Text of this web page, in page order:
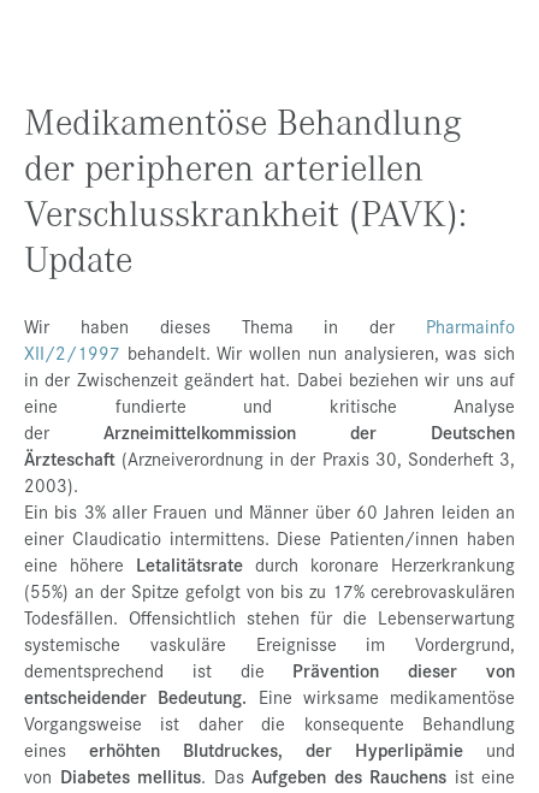
Medikamentöse Behandlung
der peripheren arteriellen
Verschlusskrankheit (PAVK):
Update
Wir haben dieses Thema in der Pharmainfo
XII/2/1997 behandelt. Wir wollen nun analysieren, was sich
in der Zwischenzeit geändert hat. Dabei beziehen wir uns auf
eine fundierte und kritische Analyse
der Arzneimittelkommission der Deutschen
Ärzteschaft (Arzneiverordnung in der Praxis 30, Sonderheft 3,
2003).
Ein bis 3% aller Frauen und Männer über 60 Jahren leiden an
einer Claudicatio intermittens. Diese Patienten/innen haben
eine höhere Letalitätsrate durch koronare Herzerkrankung
(55%) an der Spitze gefolgt von bis zu 17% cerebrovaskulären
Todesfällen. Offensichtlich stehen für die Lebenserwartung
systemische vaskuläre Ereignisse im Vordergrund,
dementsprechend ist die Prävention dieser von
entscheidender Bedeutung. Eine wirksame medikamentöse
Vorgangsweise ist daher die konsequente Behandlung
eines erhöhten Blutdruckes, der Hyperlipämie und
von Diabetes mellitus. Das Aufgeben des Rauchens ist eine